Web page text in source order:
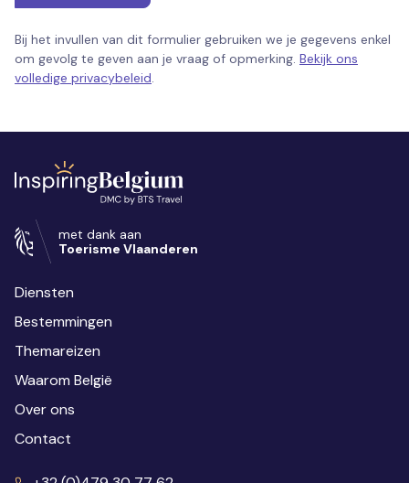
Bij het invullen van dit formulier gebruiken we je gegevens enkel
om gevolg te geven aan je vraag of opmerking. Bekijk ons
volledige privacybeleid.
met dank aan
Toerisme Vlaanderen
Diensten
Bestemmingen
Themareizen
Waarom België
Over ons
Contact